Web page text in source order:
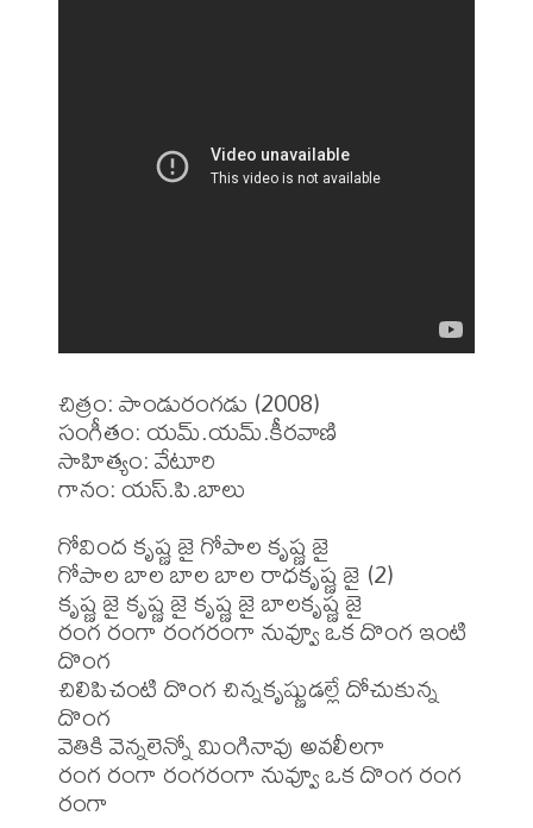
చిత్రం: పాండురంగడు (2008)
సంగీతం: యమ్.యమ్.కీరవాణి
సాహిత్యం: వేటూరి
గానం: యస్.పి.బాలు
గోవింద కృష్ణ జై గోపాల కృష్ణ జై
గోపాల బాల బాల బాల రాధకృష్ణ జై (2)
కృష్ణ జై కృష్ణ జై కృష్ణ జై బాలకృష్ణ జై
రంగ రంగా రంగరంగా నువ్వూ ఒక దొంగ ఇంటి
దొంగ
చిలిపిచంటి దొంగ చిన్నకృష్ణుడల్లే దోచుకున్న
దొంగ
వెతికి వెన్నలెన్నో మింగినావు అవలీలగా
రంగ రంగా రంగరంగా నువ్వూ ఒక దొంగ రంగ
రంగా